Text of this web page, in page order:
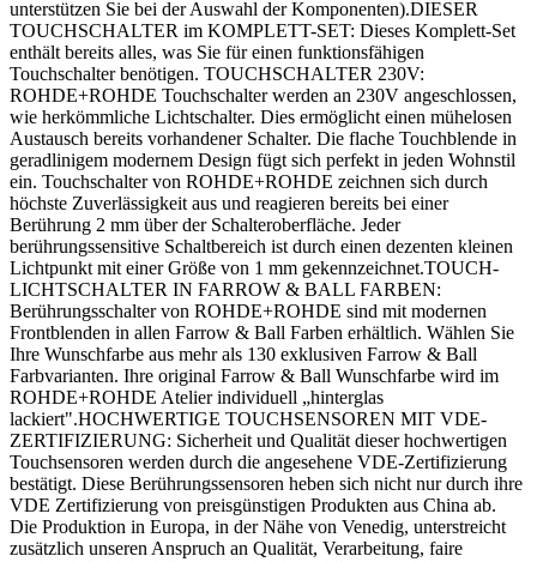
unterstützen Sie bei der Auswahl der Komponenten).DIESER
TOUCHSCHALTER im KOMPLETT-SET: Dieses Komplett-Set
enthält bereits alles, was Sie für einen funktionsfähigen
Touchschalter benötigen. TOUCHSCHALTER 230V:
ROHDE+ROHDE Touchschalter werden an 230V angeschlossen,
wie herkömmliche Lichtschalter. Dies ermöglicht einen mühelosen
Austausch bereits vorhandener Schalter. Die flache Touchblende in
geradlinigem modernem Design fügt sich perfekt in jeden Wohnstil
ein. Touchschalter von ROHDE+ROHDE zeichnen sich durch
höchste Zuverlässigkeit aus und reagieren bereits bei einer
Berührung 2 mm über der Schalteroberfläche. Jeder
berührungssensitive Schaltbereich ist durch einen dezenten kleinen
Lichtpunkt mit einer Größe von 1 mm gekennzeichnet.TOUCH-
LICHTSCHALTER IN FARROW & BALL FARBEN:
Berührungsschalter von ROHDE+ROHDE sind mit modernen
Frontblenden in allen Farrow & Ball Farben erhältlich. Wählen Sie
Ihre Wunschfarbe aus mehr als 130 exklusiven Farrow & Ball
Farbvarianten. Ihre original Farrow & Ball Wunschfarbe wird im
ROHDE+ROHDE Atelier individuell „hinterglas
lackiert".HOCHWERTIGE TOUCHSENSOREN MIT VDE-
ZERTIFIZIERUNG: Sicherheit und Qualität dieser hochwertigen
Touchsensoren werden durch die angesehene VDE-Zertifizierung
bestätigt. Diese Berührungssensoren heben sich nicht nur durch ihre
VDE Zertifizierung von preisgünstigen Produkten aus China ab.
Die Produktion in Europa, in der Nähe von Venedig, unterstreicht
zusätzlich unseren Anspruch an Qualität, Verarbeitung, faire